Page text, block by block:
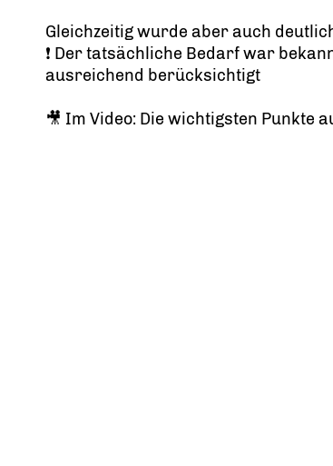
Gleichzeitig wurde aber auch
❗ Der tatsächliche Bedarf war
ausreichend berücksichtigt
🎥 Im Video: Die wichtigsten Punkte